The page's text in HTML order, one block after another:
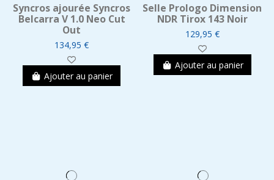
Syncros ajourée Syncros
Belcarra V 1.0 Neo Cut
Out
134,95 €
Ajouter au panier
Selle Prologo Dimension
NDR Tirox 143 Noir
129,95 €
Ajouter au panier